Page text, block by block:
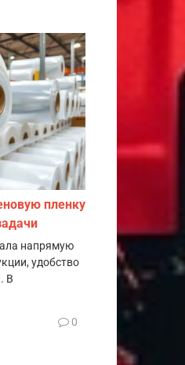
пленку
напрямую
удобство
В
0